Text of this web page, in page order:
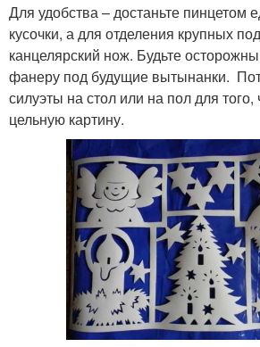
Для удобства – достаньте пинцетом
кусочки, а для отделения крупных
канцелярский нож. Будьте
фанеру под будущие вытынанки.
силуэты на стол или на пол для того,
цельную картину.